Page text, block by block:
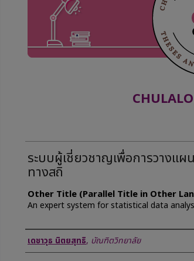
ระบบผู้เชี่ยวชาญเพื่อการวางแผ
ทางสถิ
Other Title (Parallel Title in Other
An expert system for statistical data
Author
เดชาวุธ นิตยสุทธิ, บัณฑิตวิทยาลัย